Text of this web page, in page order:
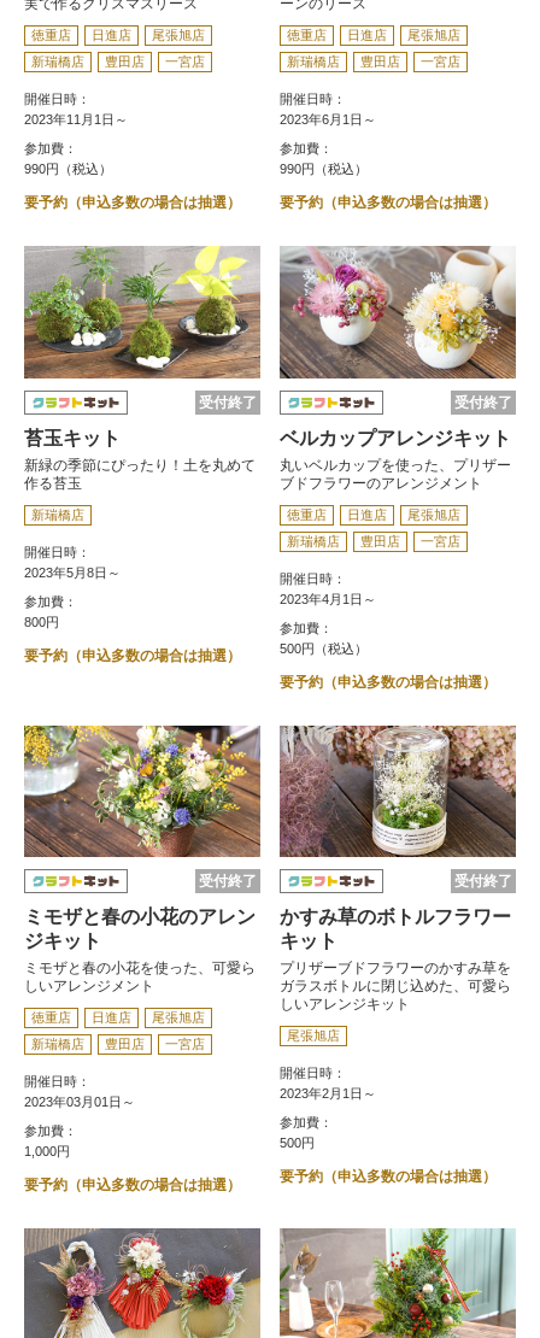
実で作るクリスマスリース
徳重店 日進店
尾張旭店
新瑞橋店
豊田店 一宮店
開催日時：
2023年11月1日～
参加費：
990円（税込）
要予約（申込多数の場合は抽選）
ーンのリース
徳重店 日進店
尾張旭店
新瑞橋店
豊田店 一宮店
開催日時：
2023年6月1日～
参加費：
990円（税込）
要予約（申込多数の場合は抽選）
受付終了
苔玉キット
新緑の季節にぴったり！土を丸めて
作る苔玉
新瑞橋店
開催日時：
2023年5月8日～
参加費：
800円
要予約（申込多数の場合は抽選）
受付終了
ベルカップアレンジキット
丸いベルカップを使った、プリザー
ブドフラワーのアレンジメント
徳重店 日進店
尾張旭店
新瑞橋店
豊田店 一宮店
開催日時：
2023年4月1日～
参加費：
500円（税込）
要予約（申込多数の場合は抽選）
受付終了
ミモザと春の小花のアレン
ジキット
ミモザと春の小花を使った、可愛ら
しいアレンジメント
徳重店 日進店
尾張旭店
新瑞橋店
豊田店 一宮店
開催日時：
2023年03月01日～
参加費：
1,000円
要予約（申込多数の場合は抽選）
受付終了
かすみ草のボトルフラワー
キット
プリザーブドフラワーのかすみ草を
ガラスボトルに閉じ込めた、可愛ら
しいアレンジキット
尾張旭店
開催日時：
2023年2月1日～
参加費：
500円
要予約（申込多数の場合は抽選）